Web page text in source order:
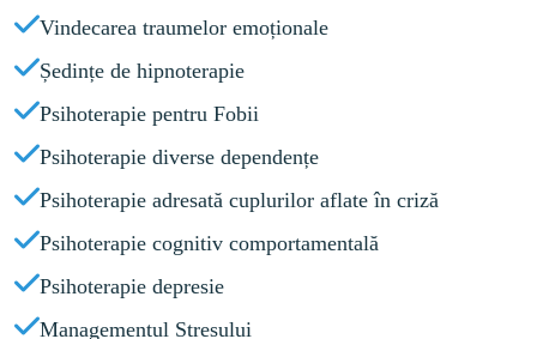
Vindecarea traumelor emoționale
Ședințe de hipnoterapie
Psihoterapie pentru Fobii
Psihoterapie diverse dependențe
Psihoterapie adresată cuplurilor aflate în criză
Psihoterapie cognitiv comportamentală
Psihoterapie depresie
Managementul Stresului